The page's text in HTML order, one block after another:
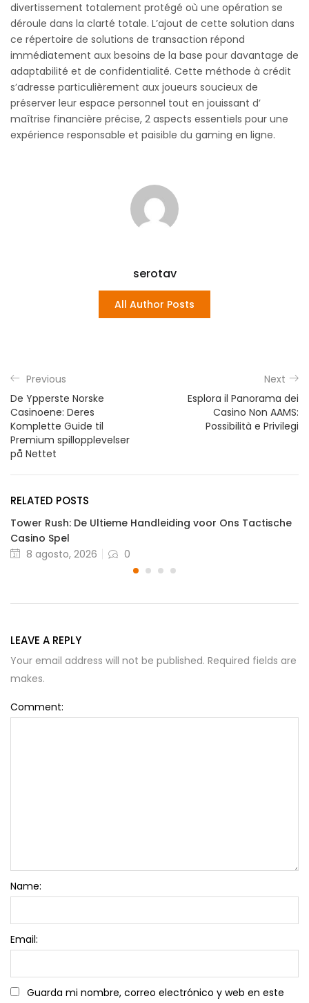
divertissement totalement protégé où une opération se
déroule dans la clarté totale. L’ajout de cette solution dans
ce répertoire de solutions de transaction répond
immédiatement aux besoins de la base pour davantage de
adaptabilité et de confidentialité. Cette méthode à crédit
s’adresse particulièrement aux joueurs soucieux de
préserver leur espace personnel tout en jouissant d’
maîtrise financière précise, 2 aspects essentiels pour une
expérience responsable et paisible du gaming en ligne.
serotav
All Author Posts
Previous
De Ypperste Norske
Casinoene: Deres
Komplette Guide til
Premium spillopplevelser
på Nettet
Next
Esplora il Panorama dei
Casino Non AAMS:
Possibilità e Privilegi
RELATED POSTS
Tower Rush: De Ultieme Handleiding voor Ons Tactische
Casino Spel
Posted
8 agosto, 2026 0
LEAVE A REPLY
Your email address will not be published. Required fields are
makes.
Comment:
Name:
Email:
Guarda mi nombre, correo electrónico y web en este